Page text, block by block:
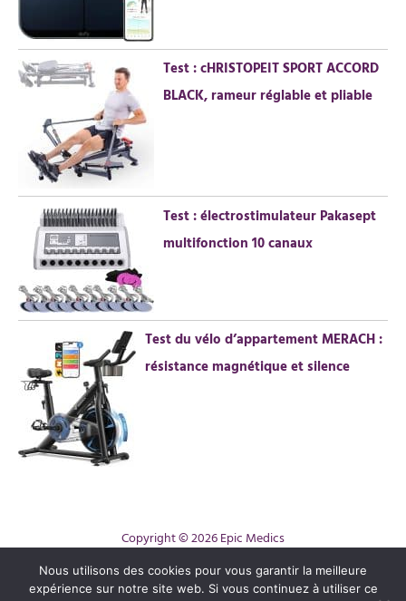
Test : cHRISTOPEIT SPORT ACCORD
BLACK, rameur réglable et pliable
Test : électrostimulateur Pakasept
multifonction 10 canaux
Test du vélo d’appartement MERACH :
résistance magnétique et silence
Copyright © 2026 Epic Medics
Contact
Mentions légales
Nous utilisons des cookies pour vous garantir la meilleure
expérience sur notre site web. Si vous continuez à utiliser ce